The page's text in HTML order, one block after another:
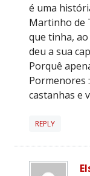
é uma
Martinho de
que tinha,
deu a sua
Porquê
Pormenores
castanhas e
REPLY